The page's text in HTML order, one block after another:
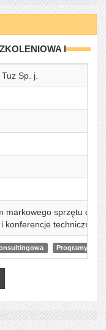
I
Sp. j.
sprzętu dla
konferencje techniczne
Programy